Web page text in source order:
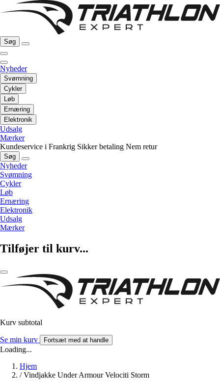
Søg
Nyheder
Svømning
Cykler
Løb
Ernæring
Elektronik
Udsalg
Mærker
Kundeservice i Frankrig Sikker betaling Nem retur
Søg
Nyheder
Svømning
Cykler
Løb
Ernæring
Elektronik
Udsalg
Mærker
Tilføjer til kurv...
Kurv subtotal
Se min kurv Fortsæt med at handle
Loading...
Hjem
/ Vindjakke Under Armour Velociti Storm